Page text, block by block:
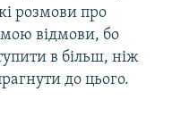
розмови про
відмови, бо
в більш, ніж
до цього.